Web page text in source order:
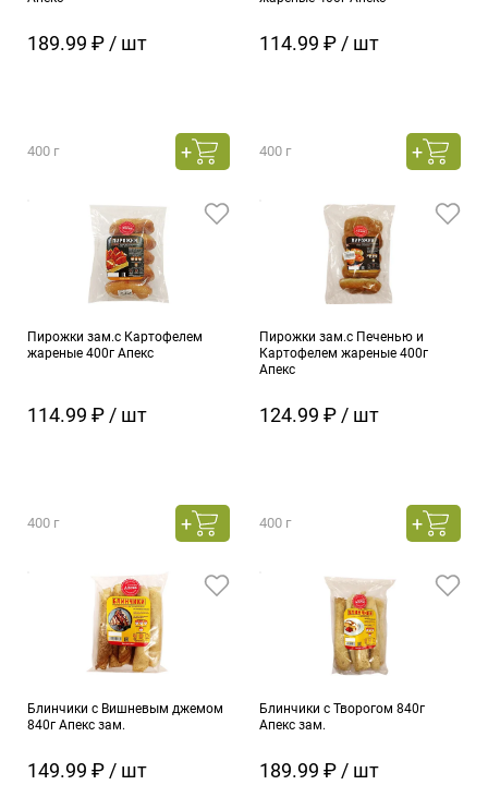
189.99 ₽ / шт
400 г
114.99 ₽ / шт
400 г
Пирожки зам.с Картофелем
жареные 400г Апекс
114.99 ₽ / шт
400 г
Пирожки зам.с Печенью и
Картофелем жареные 400г
Апекс
124.99 ₽ / шт
400 г
Блинчики с Вишневым джемом
840г Апекс зам.
149.99 ₽ / шт
Блинчики с Творогом 840г
Апекс зам.
189.99 ₽ / шт